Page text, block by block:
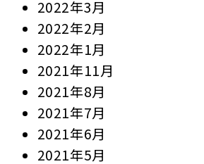
2022年3月
2022年2月
2022年1月
2021年11月
2021年8月
2021年7月
2021年6月
2021年5月